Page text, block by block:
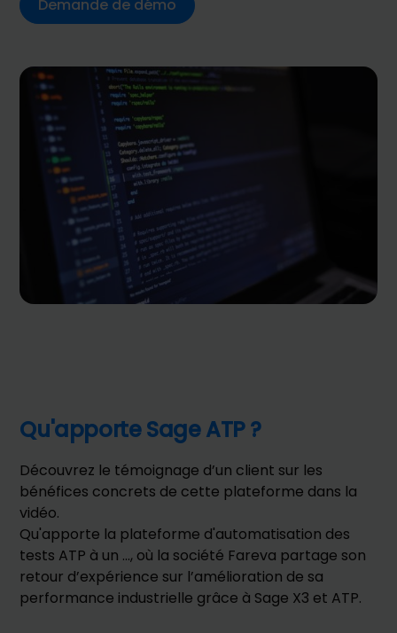
Demande de démo
Qu'apporte Sage ATP ?
Découvrez le témoignage d’un client sur les
bénéfices concrets de cette plateforme dans la
vidéo.
Qu'apporte la plateforme d'automatisation des
tests ATP à un ..., où la société Fareva partage son
retour d’expérience sur l’amélioration de sa
performance industrielle grâce à Sage X3 et ATP.